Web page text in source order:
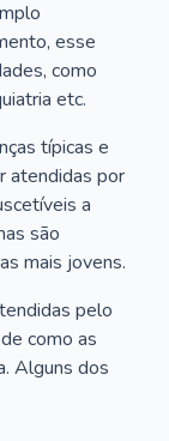
esse
como
etc.
típicas e
atendidas por
a
são
mais jovens.
pelo
como as
Alguns dos